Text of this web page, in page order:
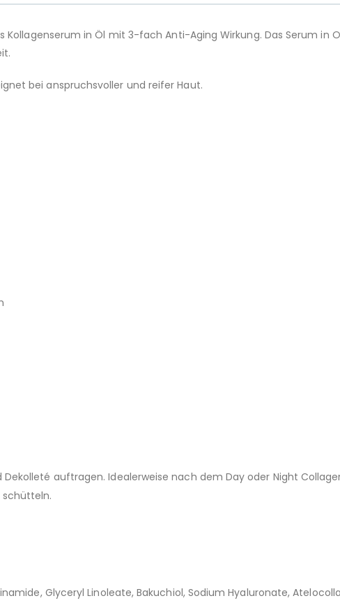
in Öl mit 3-fach Anti-Aging Wirkung. Das Serum in
bei anspruchsvoller und reifer Haut.
auftragen. Idealerweise nach dem Day oder Night
schütteln.
Glyceryl Linoleate, Bakuchiol, Sodium Hyaluronate,